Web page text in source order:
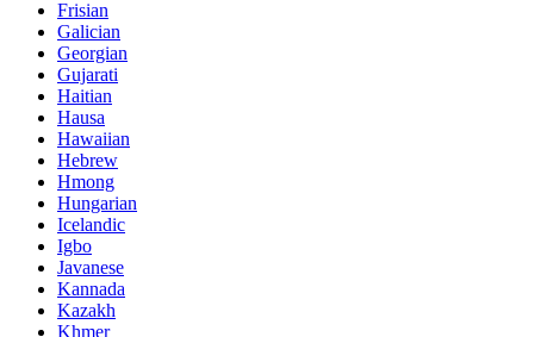
Frisian
Galician
Georgian
Gujarati
Haitian
Hausa
Hawaiian
Hebrew
Hmong
Hungarian
Icelandic
Igbo
Javanese
Kannada
Kazakh
Khmer